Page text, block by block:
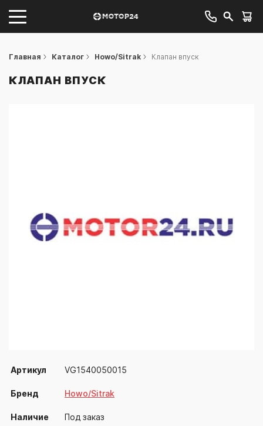
Главная Каталог Howo/Sitrak Клапан впуск
КЛАПАН ВПУСК
Артикул VG1540050015
Бренд Howo/Sitrak
Наличие Под заказ